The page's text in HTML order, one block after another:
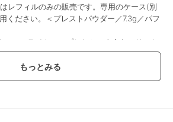
レフィルのみの販売です。専用のケース(別
ください。＜プレストパウダー／7.3g／パフ
レスでライトアップしたかのようなハリつや
設計。3色のパウダーが厚塗り感なく透明感
をポイントで重ねることで多様な仕上がり
カバー(*1)するピンクB(右上)：ハイライト